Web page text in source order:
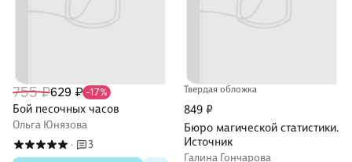
755 ₽629 ₽ -17%
Бой песочных часов
Ольга Юнязова
· 3
Твердая обложка
849 ₽
Бюро магической статистики.
Источник
Галина Гончарова